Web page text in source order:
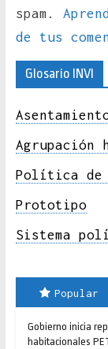
spam.
de tus
Glosario INVI
Agrupación
Política de
Prototipo
Sistema
Popular
Gobierno inicia
habitacionales